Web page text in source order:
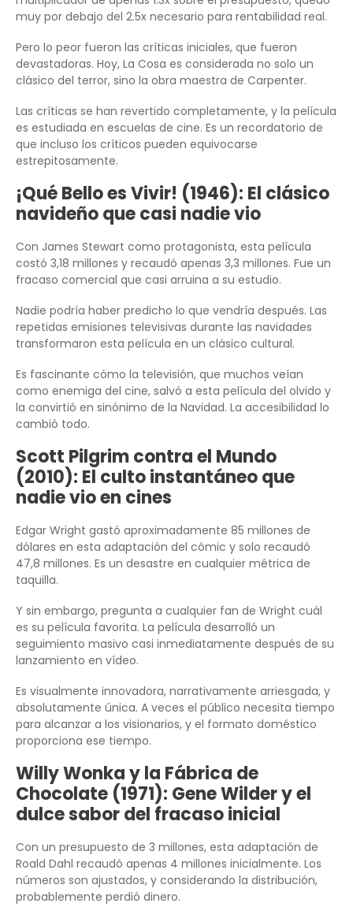
muy por debajo del 2.5x necesario para rentabilidad real.
Pero lo peor fueron las críticas iniciales, que fueron
devastadoras. Hoy, La Cosa es considerada no solo un
clásico del terror, sino la obra maestra de Carpenter.
Las críticas se han revertido completamente, y la película
es estudiada en escuelas de cine. Es un recordatorio de
que incluso los críticos pueden equivocarse
estrepitosamente.
¡Qué Bello es Vivir! (1946): El clásico
navideño que casi nadie vio
Con James Stewart como protagonista, esta película
costó 3,18 millones y recaudó apenas 3,3 millones. Fue un
fracaso comercial que casi arruina a su estudio.
Nadie podría haber predicho lo que vendría después. Las
repetidas emisiones televisivas durante las navidades
transformaron esta película en un clásico cultural.
Es fascinante cómo la televisión, que muchos veían
como enemiga del cine, salvó a esta película del olvido y
la convirtió en sinónimo de la Navidad. La accesibilidad lo
cambió todo.
Scott Pilgrim contra el Mundo
(2010): El culto instantáneo que
nadie vio en cines
Edgar Wright gastó aproximadamente 85 millones de
dólares en esta adaptación del cómic y solo recaudó
47,8 millones. Es un desastre en cualquier métrica de
taquilla.
Y sin embargo, pregunta a cualquier fan de Wright cuál
es su película favorita. La película desarrolló un
seguimiento masivo casi inmediatamente después de su
lanzamiento en vídeo.
Es visualmente innovadora, narrativamente arriesgada, y
absolutamente única. A veces el público necesita tiempo
para alcanzar a los visionarios, y el formato doméstico
proporciona ese tiempo.
Willy Wonka y la Fábrica de
Chocolate (1971): Gene Wilder y el
dulce sabor del fracaso inicial
Con un presupuesto de 3 millones, esta adaptación de
Roald Dahl recaudó apenas 4 millones inicialmente. Los
números son ajustados, y considerando la distribución,
probablemente perdió dinero.